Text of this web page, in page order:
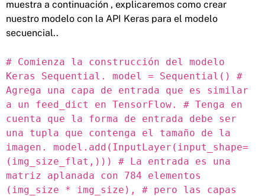
muestra a continuación , explicaremos como crear
nuestro modelo con la API Keras para el modelo
secuencial..
# Comienza la construcción del modelo
Keras Sequential. model = Sequential() #
Agrega una capa de entrada que es similar
a un feed_dict en TensorFlow. # Tenga en
cuenta que la forma de entrada debe ser
una tupla que contenga el tamaño de la
imagen. model.add(InputLayer(input_shape=
(img_size_flat,))) # La entrada es una
matriz aplanada con 784 elementos
(img_size * img_size), # pero las capas